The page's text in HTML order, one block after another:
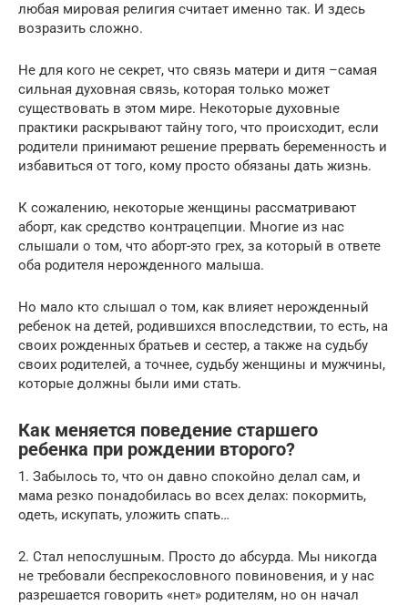
любая мировая религия считает именно так. И здесь
возразить сложно.
Не для кого не секрет, что связь матери и дитя –самая
сильная духовная связь, которая только может
существовать в этом мире. Некоторые духовные
практики раскрывают тайну того, что происходит, если
родители принимают решение прервать беременность и
избавиться от того, кому просто обязаны дать жизнь.
К сожалению, некоторые женщины рассматривают
аборт, как средство контрацепции. Многие из нас
слышали о том, что аборт-это грех, за который в ответе
оба родителя нерожденного малыша.
Но мало кто слышал о том, как влияет нерожденный
ребенок на детей, родившихся впоследствии, то есть, на
своих рожденных братьев и сестер, а также на судьбу
своих родителей, а точнее, судьбу женщины и мужчины,
которые должны были ими стать.
Как меняется поведение старшего
ребенка при рождении второго?
1. Забылось то, что он давно спокойно делал сам, и
мама резко понадобилась во всех делах: покормить,
одеть, искупать, уложить спать…
2. Стал непослушным. Просто до абсурда. Мы никогда
не требовали беспрекословного повиновения, и у нас
разрешается говорить «нет» родителям, но он начал